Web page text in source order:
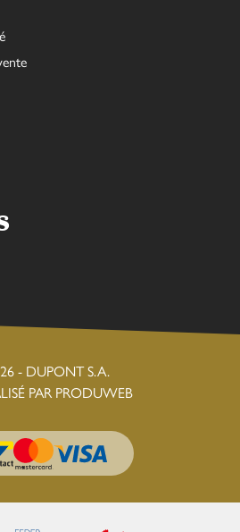
- DUPONT S.A.
PAR PRODUWEB